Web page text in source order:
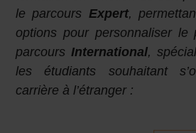
le parcours Expert,
options pour personnaliser
parcours International,
les étudiants souhaitant
carrière à l’étranger :